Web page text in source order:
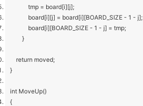
tmp = board[i][j];
board[i][j] = board[i][BOARD_SIZE - 1 - j];
board[i][BOARD_SIZE - 1 - j] = tmp;
}
return moved;
}
int MoveUp()
{